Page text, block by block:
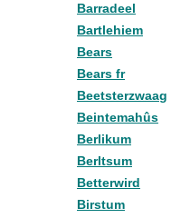
Barradeel
Bartlehiem
Bears
Bears fr
Beetsterzwaag
Beintemahûs
Berlikum
Berltsum
Betterwird
Birstum